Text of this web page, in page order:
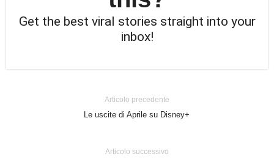
Get the best viral stories straight into your
inbox!
Articolo precedente
Le uscite di Aprile su Disney+
Articolo successivo